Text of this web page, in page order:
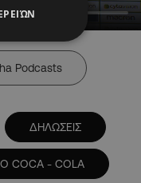
Podcasts
ΔΗΛΩΣΕΙΣ
COCA - COLA